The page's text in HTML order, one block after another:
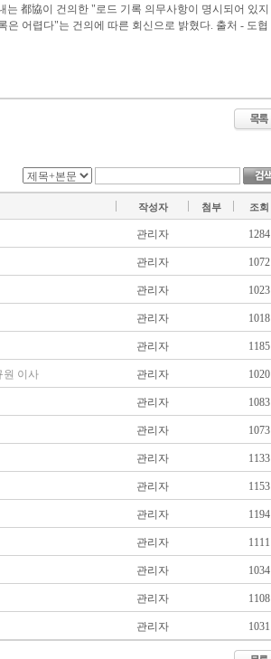
都協이 건의한 "로드 기록 의무사항이 명시되어 있지
어렵다"는 건의에 따른 회신으로 밝혔다. 출처 - 도협
작성자 첨부 조회
관리자 1284
관리자 1072
관리자 1023
관리자 1018
관리자 1185
원 이사 관리자 1020
관리자 1083
관리자 1073
관리자 1133
관리자 1153
관리자 1194
관리자 1111
관리자 1034
관리자 1108
관리자 1031